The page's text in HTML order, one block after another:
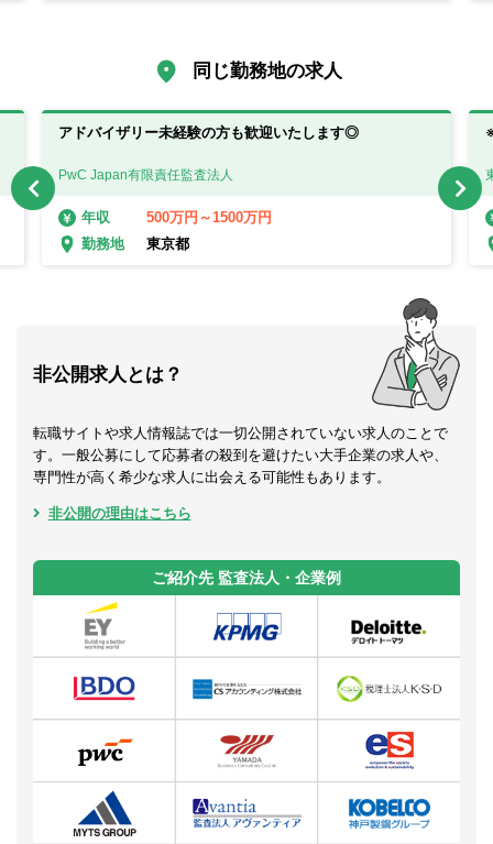
同じ勤務地の求人
アドバイザリー未経験の方も歓迎いたします◎
PwC Japan有限責任監査法人
年収
500万円～1500万円
勤務地
東京都
非公開求人とは？
転職サイトや求人情報誌では一切公開されていない求人のことで
す。一般公募にして応募者の殺到を避けたい大手企業の求人や、
専門性が高く希少な求人に出会える可能性もあります。
非公開の理由はこちら
ご紹介先 監査法人・企業例